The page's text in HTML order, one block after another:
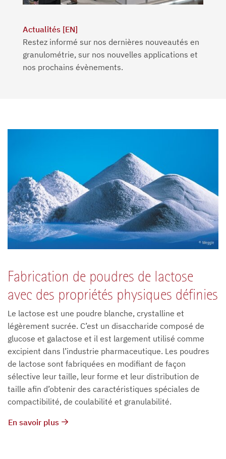
Actualités [EN]
Restez informé sur nos dernières nouveautés en
granulométrie, sur nos nouvelles applications et
nos prochains évènements.
Fabrication de poudres de lactose
avec des propriétés physiques définies
Le lactose est une poudre blanche, crystalline et
légèrement sucrée. C’est un disaccharide composé de
glucose et galactose et il est largement utilisé comme
excipient dans l’industrie pharmaceutique. Les poudres
de lactose sont fabriquées en modifiant de façon
sélective leur taille, leur forme et leur distribution de
taille afin d’obtenir des caractéristiques spéciales de
compactibilité, de coulabilité et granulabilité.
En savoir plus